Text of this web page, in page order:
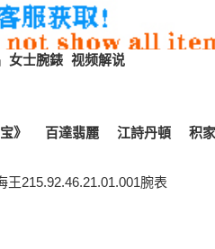
女士腕錶 视频解说
》 百達翡麗 江詩丹頓 积家
215.92.46.21.01.001腕表